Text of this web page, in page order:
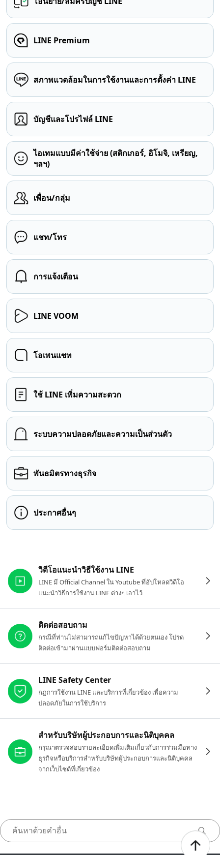
LINE Premium
สภาพแวดล้อมในการใช้งานและการตั้งค่า LINE
บัญชีและโปรไฟล์ LINE
ไอเทมแบบมีค่าใช้จ่าย (สติกเกอร์, อิโมจิ, เหรียญ,
ฯลฯ)
เพื่อน/กลุ่ม
แชท/โทร
การแจ้งเตือน
LINE VOOM
โอเพนแชท
ใช้ LINE เพิ่มความสะดวก
ระบบความปลอดภัยและความเป็นส่วนตัว
พันธมิตรทางธุรกิจ
ประกาศอื่นๆ
วิดีโอแนะนำวิธีใช้งาน LINE
LINE มี Official Channel ใน Youtube ที่อัปโหลดวิดีโอ
แนะนำวิธีการใช้งาน LINE ต่างๆ เอาไว้
ติดต่อสอบถาม
กรณีที่ท่านไม่สามารถแก้ไขปัญหาได้ด้วยตนเอง โปรด
ติดต่อเข้ามาผ่านแบบฟอร์มติดต่อสอบถาม
LINE Safety Center
กฎการใช้งาน LINE และบริการที่เกี่ยวข้อง เพื่อความ
ปลอดภัยในการใช้บริการ
สำหรับบริษัทผู้ประกอบการและนิติบุคคล
กรุณาตรวจสอบรายละเอียดเพิ่มเติมเกี่ยวกับการร่วมมือทาง
ธุรกิจหรือบริการสำหรับบริษัทผู้ประกอบการและนิติบุคคล
จากเว็บไซต์ที่เกี่ยวข้อง